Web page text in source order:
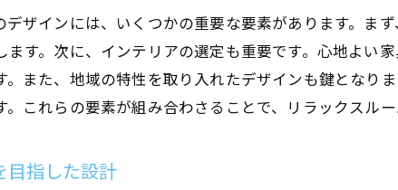
健康を促進する自然光の効果
エコと効率を両立するオフィス設計
自然と調和したデザインの魅力
心地良い空間が社員に与える影響
地域文化を活かしたオフィス設計で実現す
ザインには、いくつかの重要な要素があります。ま
す。次に、インテリアの選定も重要です。心地よい
。また、地域の特性を取り入れたデザインも鍵となり
これらの要素が組み合わさることで、リラックスル
目指した設計